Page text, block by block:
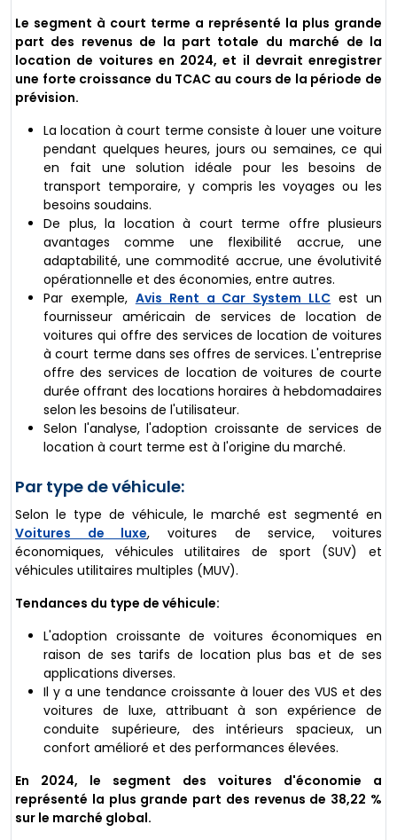
Le segment à court terme a représenté la plus grande
part des revenus de la part totale du marché de la
location de voitures en 2024, et il devrait enregistrer
une forte croissance du TCAC au cours de la période de
prévision.
La location à court terme consiste à louer une voiture
pendant quelques heures, jours ou semaines, ce qui
en fait une solution idéale pour les besoins de
transport temporaire, y compris les voyages ou les
besoins soudains.
De plus, la location à court terme offre plusieurs
avantages comme une flexibilité accrue, une
adaptabilité, une commodité accrue, une évolutivité
opérationnelle et des économies, entre autres.
Par exemple, Avis Rent a Car System LLC est un
fournisseur américain de services de location de
voitures qui offre des services de location de voitures
à court terme dans ses offres de services. L'entreprise
offre des services de location de voitures de courte
durée offrant des locations horaires à hebdomadaires
selon les besoins de l'utilisateur.
Selon l'analyse, l'adoption croissante de services de
location à court terme est à l'origine du marché.
Par type de véhicule:
Selon le type de véhicule, le marché est segmenté en
Voitures de luxe, voitures de service, voitures
économiques, véhicules utilitaires de sport (SUV) et
véhicules utilitaires multiples (MUV).
Tendances du type de véhicule:
L'adoption croissante de voitures économiques en
raison de ses tarifs de location plus bas et de ses
applications diverses.
Il y a une tendance croissante à louer des VUS et des
voitures de luxe, attribuant à son expérience de
conduite supérieure, des intérieurs spacieux, un
confort amélioré et des performances élevées.
En 2024, le segment des voitures d'économie a
représenté la plus grande part des revenus de 38,22 %
sur le marché global.